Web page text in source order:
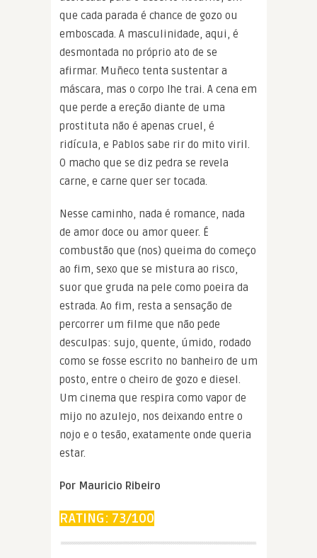
que cada parada é chance de gozo ou
emboscada. A masculinidade, aqui, é
desmontada no próprio ato de se
afirmar. Muñeco tenta sustentar a
máscara, mas o corpo lhe trai. A cena em
que perde a ereção diante de uma
prostituta não é apenas cruel, é
ridícula, e Pablos sabe rir do mito viril.
O macho que se diz pedra se revela
carne, e carne quer ser tocada.
Nesse caminho, nada é romance, nada
de amor doce ou amor queer. É
combustão que (nos) queima do começo
ao fim, sexo que se mistura ao risco,
suor que gruda na pele como poeira da
estrada. Ao fim, resta a sensação de
percorrer um filme que não pede
desculpas: sujo, quente, úmido, rodado
como se fosse escrito no banheiro de um
posto, entre o cheiro de gozo e diesel.
Um cinema que respira como vapor de
mijo no azulejo, nos deixando entre o
nojo e o tesão, exatamente onde queria
estar.
Por Mauricio Ribeiro
RATING: 73/100